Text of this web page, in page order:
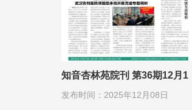
知音杏林苑院刊 第36期12月1
日
发布时间：2025年12月08日